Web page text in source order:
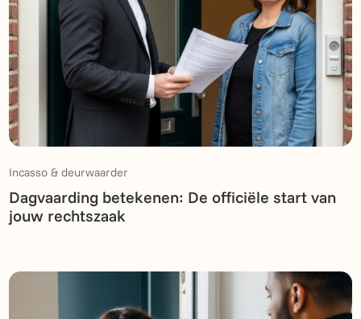
Incasso & deurwaarder
Dagvaarding betekenen: De officiële start van
jouw rechtszaak